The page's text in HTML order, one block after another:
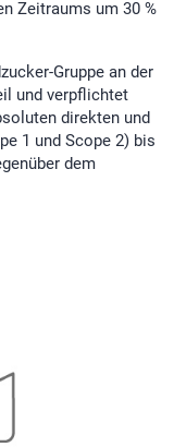
Zeitraums um 30 %
Gruppe an der
und verpflichtet
direkten und
1 und Scope 2) bis
dem